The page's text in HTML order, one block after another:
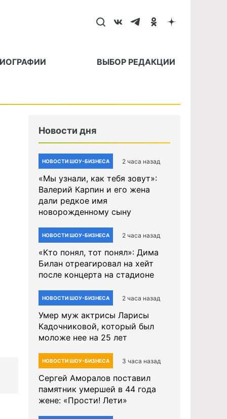
ВЫБОР РЕДАКЦИИ
Новости дня
НОВОСТИ ШОУ-БИЗНЕСА 2 часа назад
«Мы узнали, как тебя зовут»:
Валерий Карпин и его жена
дали редкое имя
новорожденному сыну
НОВОСТИ ШОУ-БИЗНЕСА 2 часа назад
«Кто понял, тот понял»: Дима
Билан отреагировал на хейт
после концерта на стадионе
НОВОСТИ ШОУ-БИЗНЕСА 2 часа назад
Умер муж актрисы Ларисы
Кадочниковой, который был
моложе нее на 25 лет
НОВОСТИ ШОУ-БИЗНЕСА 3 часа назад
Сергей Аморалов поставил
памятник умершей в 44 года
жене: «Прости! Лети»